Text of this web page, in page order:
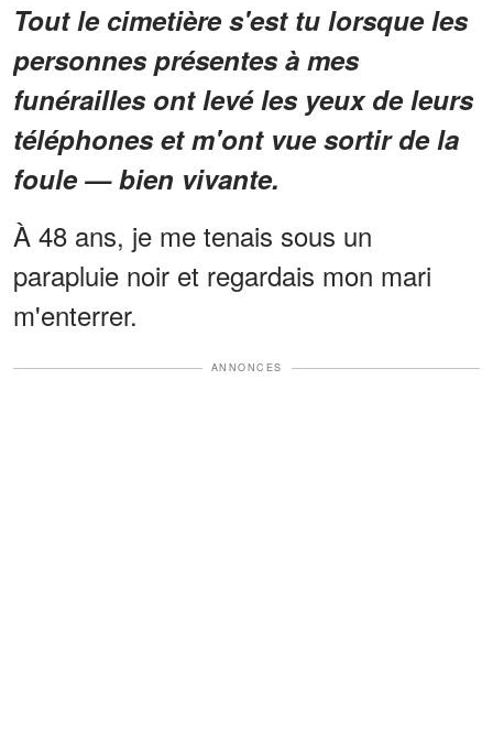
Tout le cimetière s'est tu lorsque les
personnes présentes à mes
funérailles ont levé les yeux de leurs
téléphones et m'ont vue sortir de la
foule — bien vivante.
À 48 ans, je me tenais sous un
parapluie noir et regardais mon mari
m'enterrer.
ANNONCES